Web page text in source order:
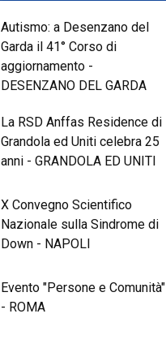
Autismo: a Desenzano del
Garda il 41° Corso di
aggiornamento -
DESENZANO DEL GARDA
La RSD Anffas Residence di
Grandola ed Uniti celebra 25
anni - GRANDOLA ED UNITI
X Convegno Scientifico
Nazionale sulla Sindrome di
Down - NAPOLI
Evento "Persone e Comunità"
- ROMA